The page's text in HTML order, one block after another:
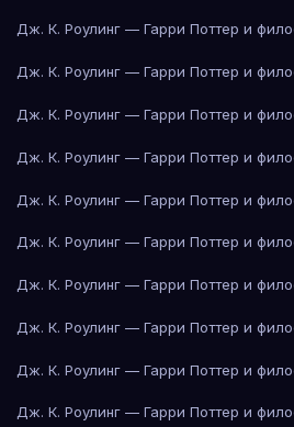
Дж. К. Роулинг — Гарри Поттер и
Дж. К. Роулинг — Гарри Поттер и
Дж. К. Роулинг — Гарри Поттер и
Дж. К. Роулинг — Гарри Поттер и
Дж. К. Роулинг — Гарри Поттер и
Дж. К. Роулинг — Гарри Поттер и
Дж. К. Роулинг — Гарри Поттер и
Дж. К. Роулинг — Гарри Поттер и
Дж. К. Роулинг — Гарри Поттер и
Дж. К. Роулинг — Гарри Поттер и